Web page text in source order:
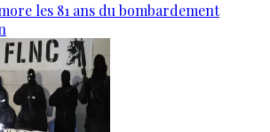
les 81 ans du bombardement